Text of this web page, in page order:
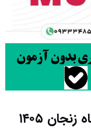
برگزاری مصاحبه دکتری دانشگاه زنجان ۱۴۰۵